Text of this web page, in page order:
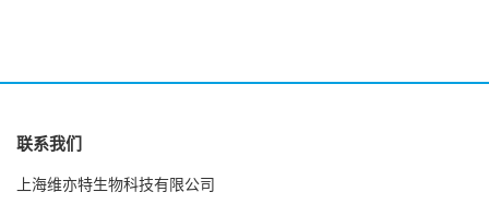
联系我们
上海维亦特生物科技有限公司